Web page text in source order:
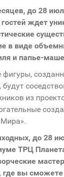
до 28
ждет
в виде
и папье-
фигуры,
из
до 28
ТРЦ
где вы сможете